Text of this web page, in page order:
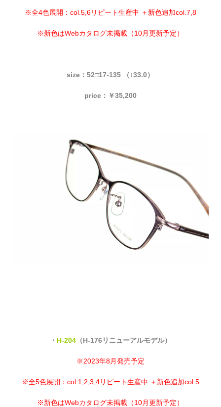
※全4色展開：col.5,6リピート生産中 ＋新色追加col.7,8
※新色はWebカタログ未掲載（10月更新予定）
size：52□17-135 （↕33.0）
price：￥35,200
・ H-204（H-176リニューアルモデル）
※2023年8月発売予定
※全5色展開：col.1,2,3,4リピート生産中 ＋新色追加col.5
※新色はWebカタログ未掲載（10月更新予定）